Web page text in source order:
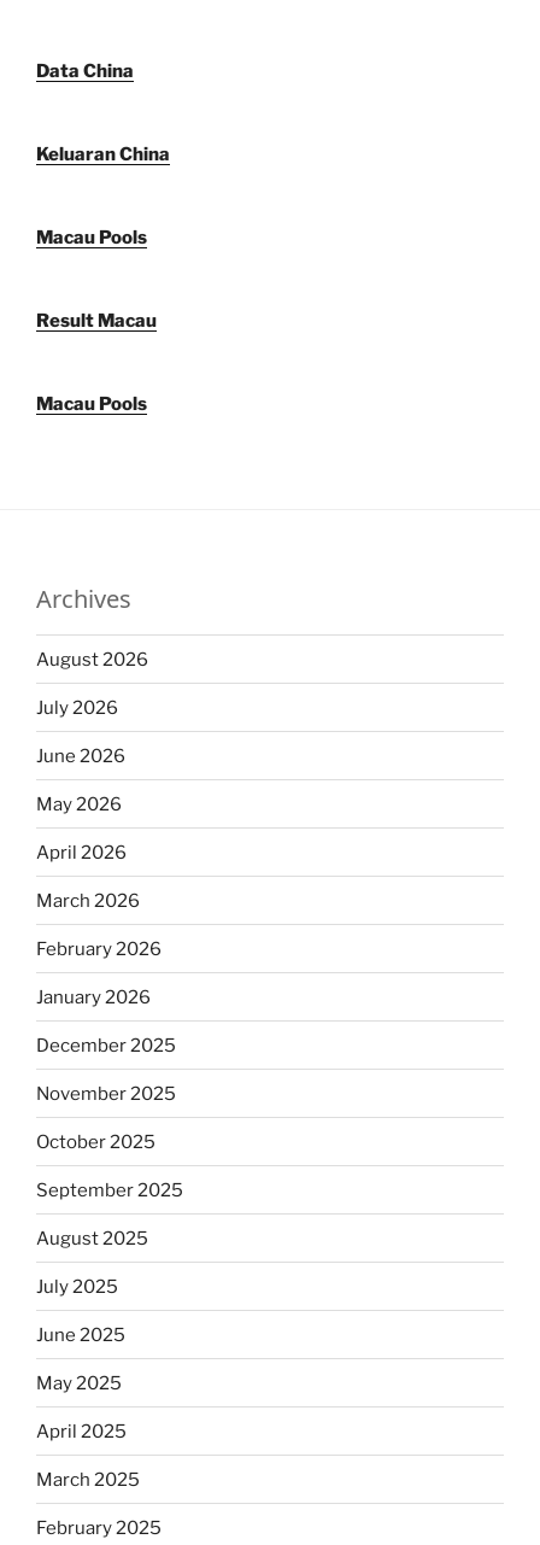
Data China
Keluaran China
Macau Pools
Result Macau
Macau Pools
Archives
August 2026
July 2026
June 2026
May 2026
April 2026
March 2026
February 2026
January 2026
December 2025
November 2025
October 2025
September 2025
August 2025
July 2025
June 2025
May 2025
April 2025
March 2025
February 2025